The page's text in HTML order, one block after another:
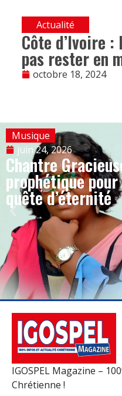
Actualité
Côte d’Ivoire
pas rester en
octobre 18, 2024
Musique
juin 24, 2026
Chantre
prophétique
quête d’éternité
IGOSPEL Magazine –
Chrétienne !